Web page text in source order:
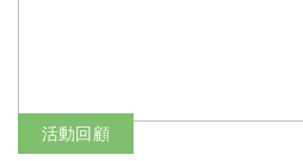
活動回顧